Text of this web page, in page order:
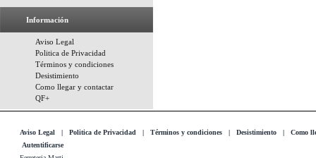
Información
Aviso Legal
Politica de Privacidad
Términos y condiciones
Desistimiento
Como llegar y contactar
QF+
Aviso Legal | Politica de Privacidad | Términos y condiciones | Desistimiento | Como
Autentificarse